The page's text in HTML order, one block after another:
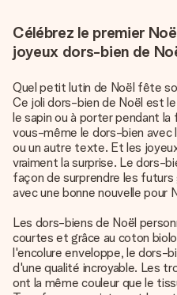
Célébrez le premier
joyeux dors-bien de
Quel petit lutin de Noël fête
Ce joli dors-bien de Noël est
le sapin ou à porter pendant
vous-même le dors-bien avec
ou un autre texte. Et les
vraiment la surprise. Le dors-
façon de surprendre les
avec une bonne nouvelle pour
Les dors-biens de Noël
courtes et grâce au coton
l'encolure enveloppe, le dors-
d'une qualité incroyable. Les
ont la même couleur que le